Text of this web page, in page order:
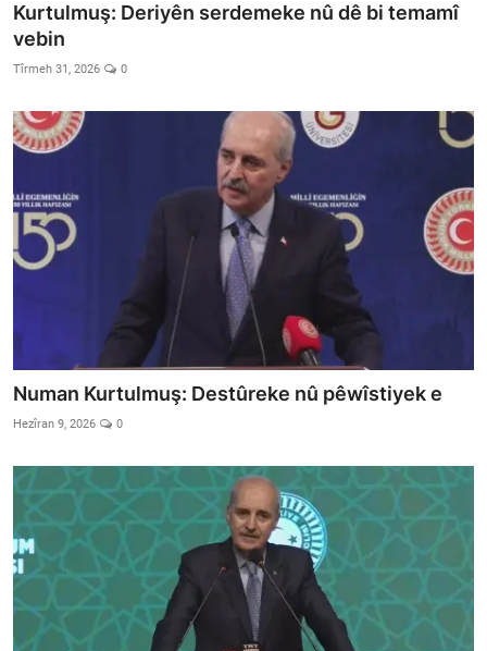
Wêne
Vidyo
Nivîskar
Têkilî
Kurtulmuş: Deriyên serdemeke nû dê bi temamî
vebin
Tîrmeh 31, 2026 0
Numan Kurtulmuş: Destûreke nû pêwîstiyek e
Hezîran 9, 2026 0